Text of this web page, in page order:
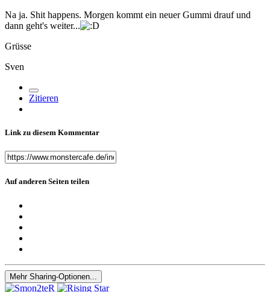
Na ja. Shit happens. Morgen kommt ein neuer Gummi drauf und
dann geht's weiter...
Grüsse
Sven
Zitieren
Link zu diesem Kommentar
Auf anderen Seiten teilen
Mehr Sharing-Optionen...